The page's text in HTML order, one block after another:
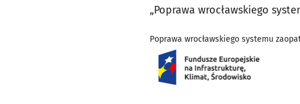
„Poprawa wrocławskiego
Poprawa wrocławskiego systemu